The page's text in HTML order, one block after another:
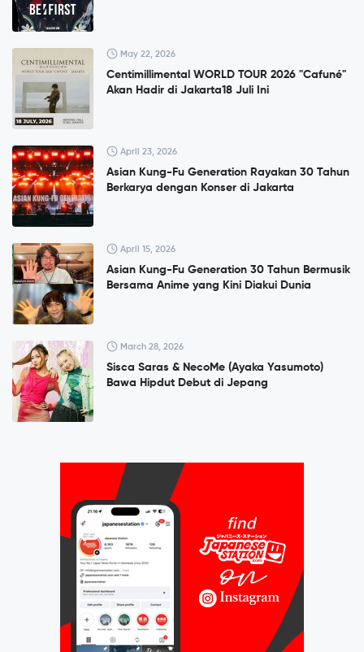
May 22, 2026
Centimillimental WORLD TOUR 2026 "Cafuné"
Akan Hadir di Jakarta18 Juli Ini
April 23, 2026
Asian Kung-Fu Generation Rayakan 30 Tahun
Berkarya dengan Konser di Jakarta
April 15, 2026
Asian Kung-Fu Generation 30 Tahun Bermusik
Bersama Anime yang Kini Diakui Dunia
March 28, 2026
Sisca Saras & NecoMe (Ayaka Yasumoto)
Bawa Hipdut Debut di Jepang